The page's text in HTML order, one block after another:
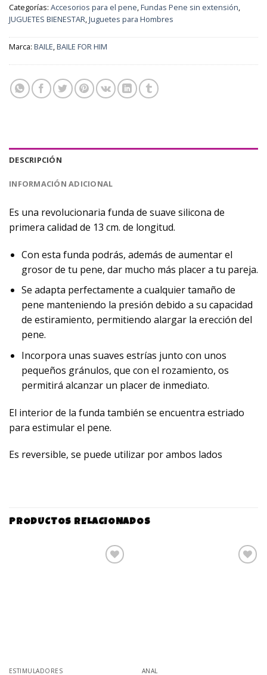
Categorías: Accesorios para el pene,Fundas Pene sin extensión,
JUGUETES BIENESTAR,Juguetes para Hombres
Marca: BAILE,BAILE FOR HIM
DESCRIPCIÓN
INFORMACIÓN ADICIONAL
Es una revolucionaria funda de suave silicona de
primera calidad de 13 cm. de longitud.
Con esta funda podrás, además de aumentar el
grosor de tu pene, dar mucho más placer a tu pareja.
Se adapta perfectamente a cualquier tamaño de
pene manteniendo la presión debido a su capacidad
de estiramiento, permitiendo alargar la erección del
pene.
Incorpora unas suaves estrías junto con unos
pequeños gránulos, que con el rozamiento, os
permitirá alcanzar un placer de inmediato.
El interior de la funda también se encuentra estriado
para estimular el pene.
Es reversible, se puede utilizar por ambos lados
PRODUCTOS RELACIONADOS
ESTIMULADORES ANAL